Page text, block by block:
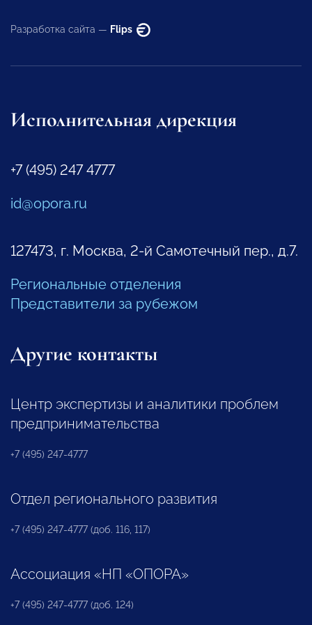
Разработка сайта — Flips
Исполнительная дирекция
+7 (495) 247 4777
id@opora.ru
127473, г. Москва, 2-й Самотечный пер., д.7.
Региональные отделения
Представители за рубежом
Другие контакты
Центр экспертизы и аналитики проблем
предпринимательства
+7 (495) 247-4777
Отдел регионального развития
+7 (495) 247-4777 (доб. 116, 117)
Ассоциация «НП «ОПОРА»
+7 (495) 247-4777 (доб. 124)